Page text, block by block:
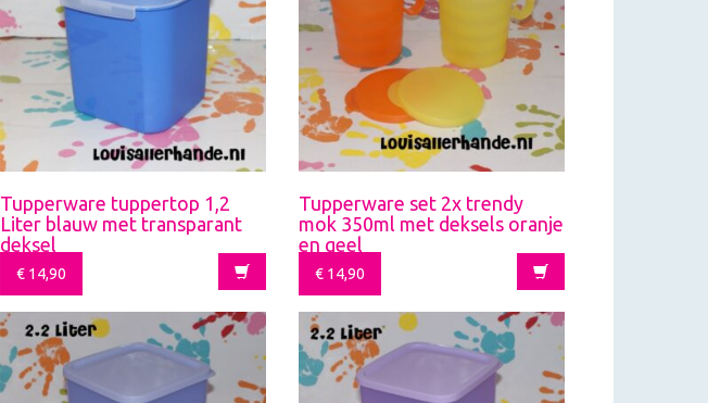
Tupperware tuppertop 1,2
Liter blauw met transparant
deksel
€14,90
Tupperware set 2x trendy
mok 350ml met deksels oranje
en geel
€14,90